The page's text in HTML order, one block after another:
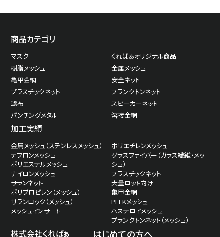
商品カテゴリ
マスク
くればぁオリジナル商品
樹脂メッシュ
金属メッシュ
亀甲金網
安全ネット
プラスチックネット
プランクトンネット
濾布
スピーカーネット
パンチングメタル
溶接金網
加工実績
金属メッシュ（ステンレスメッシュ）
テフロンメッシュ
ポリエステルメッシュ
ナイロンメッシュ
サランネット
ポリプロピレン（メッシュ）
サランロック（メッシュ）
メッシュインサート
ポリエチレンメッシュ
グラスファイバー（ガラス繊維・メッ
シュ）
プラスチックネット
大量ロット向け
亀甲金網
PEEKメッシュ
ハステロイメッシュ
プランクトンネット（メッシュ）
株式会社くればぁ はじめての方へ